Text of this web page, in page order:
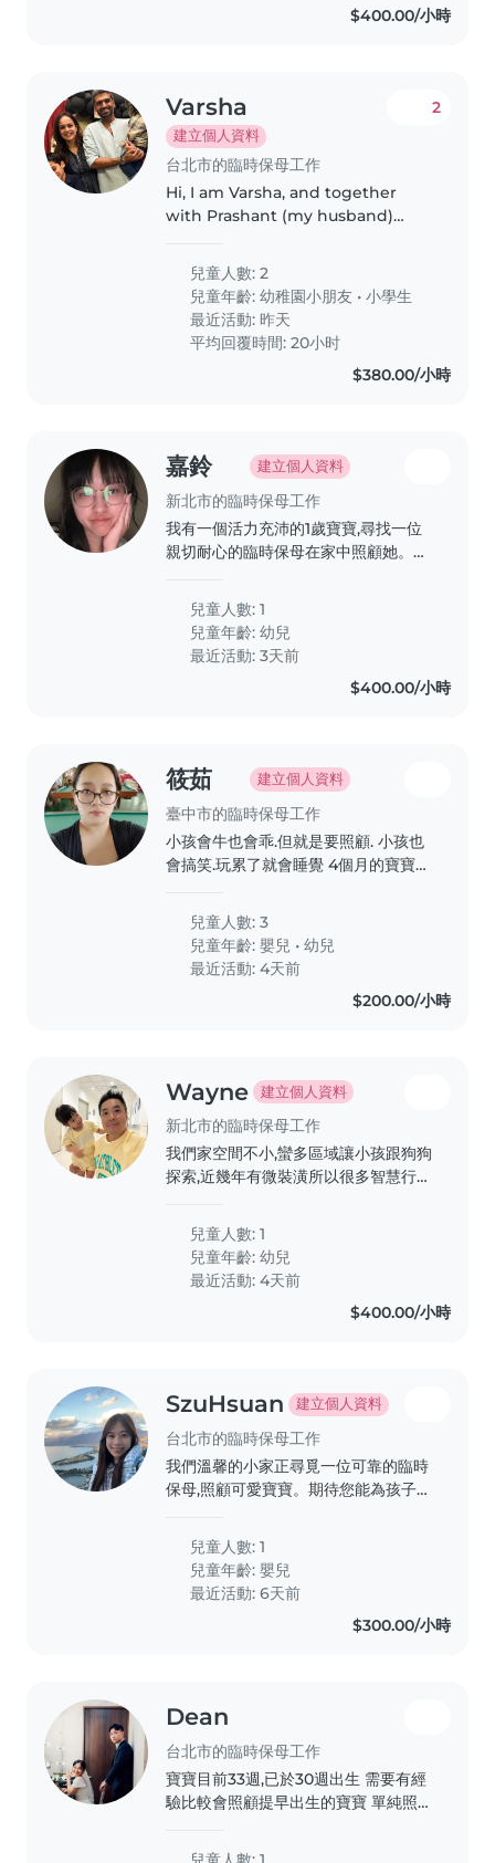
$400.00/小時
Varsha
建立個人資料
台北市的臨時保母工作
2
Hi, I am Varsha, and together
with Prashant (my husband)
son is 8.5 years old and his little
brother just turned 3. We've just
moved to Taipei last..
兒童人數: 2
兒童年齡:幼稚園小朋友 •小學生
最近活動: 昨天
平均回覆時間: 20小时
$380.00/小時
嘉鈴 建立個人資料
新北市的臨時保母工作
我有一個活力充沛的1歲寶寶,尋找一位
親切耐心的臨時保母在家中照顧她。如
再麻煩保母了謝謝
兒童人數: 1
兒童年齡:幼兒
最近活動: 3天前
$400.00/小時
筱茹 建立個人資料
臺中市的臨時保母工作
小孩會牛也會乖.但就是要照顧. 小孩也
會搞笑.玩累了就會睡覺 4個月的寶寶也
兒童人數: 3
兒童年齡:嬰兒 •幼兒
最近活動: 4天前
$200.00/小時
Wayne 建立個人資料
新北市的臨時保母工作
我們家空間不小,蠻多區域讓小孩跟狗狗
探索,近幾年有微裝潢所以很多智慧行的
除了玩具以外很極簡舒服
兒童人數: 1
兒童年齡:幼兒
最近活動: 4天前
$400.00/小時
SzuHsuan 建立個人資料
台北市的臨時保母工作
我們溫馨的小家正尋覓一位可靠的臨時
保母,照顧可愛寶寶。期待您能為孩子帶
求,有短期旅遊的可能
兒童人數: 1
兒童年齡:嬰兒
最近活動: 6天前
$300.00/小時
Dean
台北市的臨時保母工作
寶寶目前33週,已於30週出生 需要有經
驗比較會照顧提早出生的寶寶 單純照
媽媽健康快樂